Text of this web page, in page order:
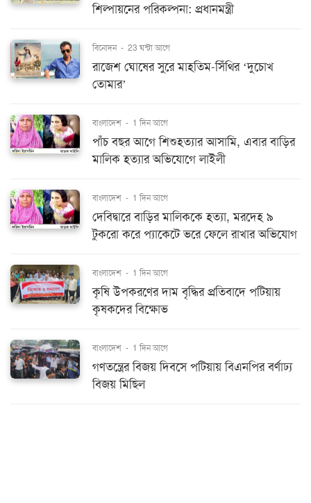
শিল্পায়নের পরিকল্পনা: প্রধানমন্ত্রী
বিনোদন - 23 ঘন্টা আগে
রাজেশ ঘোষের সুরে মাহতিম-সিঁথির ‘দুচোখ
তোমার’
বাংলাদেশ - 1 দিন আগে
পাঁচ বছর আগে শিশুহত্যার আসামি, এবার বাড়ির
মালিক হত্যার অভিযোগে লাইলী
বাংলাদেশ - 1 দিন আগে
দেবিদ্বারে বাড়ির মালিককে হত্যা, মরদেহ ৯
টুকরো করে প্যাকেটে ভরে ফেলে রাখার অভিযোগ
বাংলাদেশ - 1 দিন আগে
কৃষি উপকরণের দাম বৃদ্ধির প্রতিবাদে পটিয়ায়
কৃষকদের বিক্ষোভ
বাংলাদেশ - 1 দিন আগে
গণতন্ত্রের বিজয় দিবসে পটিয়ায় বিএনপির বর্ণাঢ্য
বিজয় মিছিল